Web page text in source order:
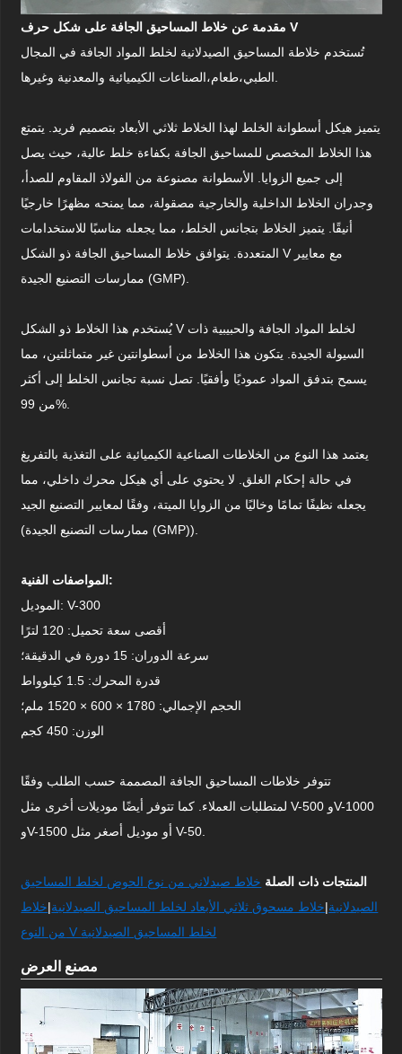
مقدمة عن خلاط المساحيق الجافة على شكل حرف V
تُستخدم خلاطة المساحيق الصيدلانية لخلط المواد الجافة في المجال
الطبي،طعام،
يتميز هيكل أسطوانة الخلط لهذا الخلاط ثلاثي الأبعاد بتصميم فريد. يتمتع
هذا الخلاط المخصص للمساحيق الجافة بكفاءة خلط عالية، حيث يصل
إلى جميع الزوايا. الأسطوانة مصنوعة من الفولاذ المقاوم للصدأ،
وجدران الخلاط الداخلية والخارجية مصقولة، مما يمنحه مظهرًا خارجيًا
أنيقًا. يتميز الخلاط بتجانس الخلط، مما يجعله مناسبًا للاستخدامات
المتعددة. يتوافق خلاط المساحيق الجافة ذو الشكل V مع معايير
ممارسات التصنيع الجيدة (GMP).
يُستخدم هذا الخلاط ذو الشكل V لخلط المواد الجافة والحبيبية ذات
السيولة الجيدة. يتكون هذا الخلاط من أسطوانتين غير متماثلتين، مما
يسمح بتدفق المواد عموديًا وأفقيًا. تصل نسبة تجانس الخلط إلى أكثر
من 99%.
يعتمد هذا النوع من الخلاطات الصناعية الكيميائية على التغذية بالتفريغ
في حالة إحكام الغلق. لا يحتوي على أي هيكل محرك داخلي، مما
يجعله نظيفًا تمامًا وخاليًا من الزوايا الميتة، وفقًا لمعايير التصنيع الجيد
(ممارسات التصنيع الجيدة (GMP)).
المواصفات الفنية:
الموديل: V-300
أقصى سعة تحميل: 120 لترًا
سرعة الدوران: 15 دورة في الدقيقة؛
قدرة المحرك: 1.5 كيلوواط
الحجم الإجمالي: 1780 × 600 × 1520 ملم؛
الوزن: 450 كجم
تتوفر خلاطات المساحيق الجافة المصممة حسب الطلب وفقًا
لمتطلبات العملاء. كما تتوفر أيضًا موديلات أخرى مثل V-500 وV-1000
وV-1500 أو موديل أصغر مثل V-50.
المنتجات ذات الصلة خلاط صيدلاني من نوع الحوض لخلط المساحيق
الصيدلانية|خلاط مسحوق ثلاثي الأبعاد لخلط المساحيق الصيدلانية|خلاط
من النوع V لخلط المساحيق الصيدلانية
مصنع العرض